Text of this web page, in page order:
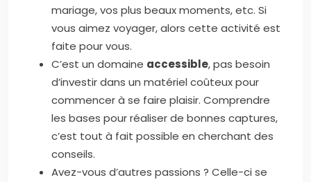
mariage, vos plus beaux moments, etc. Si
vous aimez voyager, alors cette activité est
faite pour vous.
C’est un domaine accessible, pas besoin
d’investir dans un matériel coûteux pour
commencer à se faire plaisir. Comprendre
les bases pour réaliser de bonnes captures,
c’est tout à fait possible en cherchant des
conseils.
Avez-vous d’autres passions ? Celle-ci se